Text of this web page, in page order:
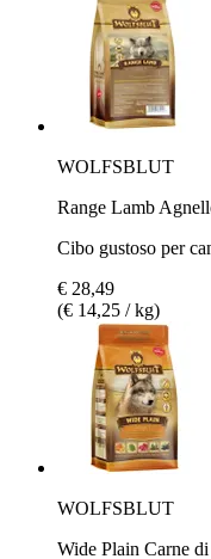
WOLFSBLUT
Range Lamb
Cibo gustoso per
€ 28,49
(€ 14,25 / kg)
WOLFSBLUT
Wide Plain Carne